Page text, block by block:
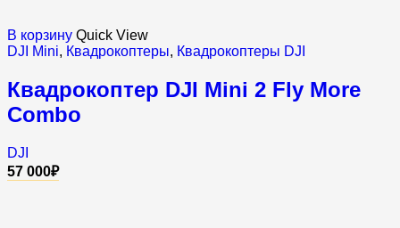
В корзину Quick View
DJI Mini, Квадрокоптеры, Квадрокоптеры DJI
Квадрокоптер DJI Mini 2 Fly More
Combo
DJI
57 000₽